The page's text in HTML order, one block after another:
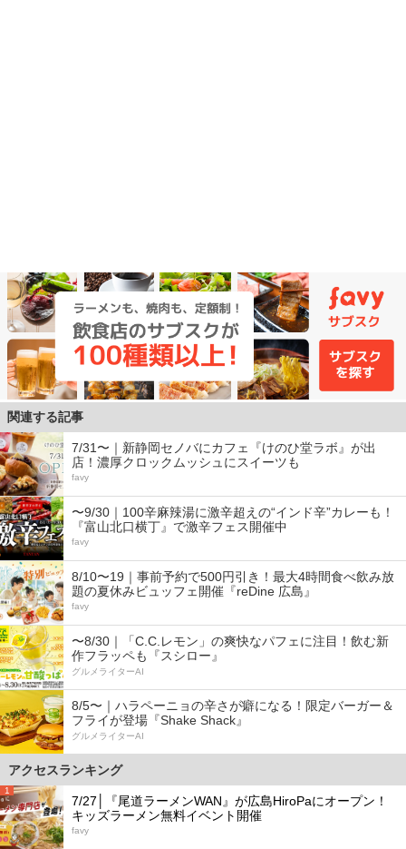
関連する記事
7/31〜｜新静岡セノバにカフェ『けのひ堂ラボ』が出
店！濃厚クロックムッシュにスイーツも
favy
〜9/30｜100辛麻辣湯に激辛超えの“インド辛”カレーも！
『富山北口横丁』で激辛フェス開催中
favy
8/10〜19｜事前予約で500円引き！最大4時間食べ飲み放
題の夏休みビュッフェ開催『reDine 広島』
favy
〜8/30｜「C.C.レモン」の爽快なパフェに注目！飲む新
作フラッペも『スシロー』
グルメライターAI
8/5〜｜ハラペーニョの辛さが癖になる！限定バーガー＆
フライが登場『Shake Shack』
グルメライターAI
アクセスランキング
1
7/27│『尾道ラーメンWAN』が広島HiroPaにオープン！
キッズラーメン無料イベント開催
favy